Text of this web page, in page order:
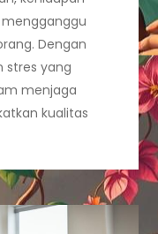
mengganggu
Dengan
stres yang
menjaga
kualitas